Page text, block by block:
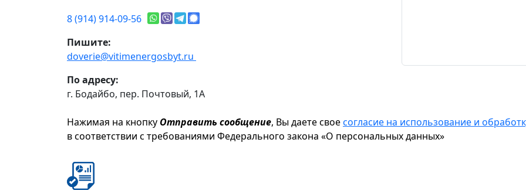
8 (914) 914-09-56
Пишите:
doverie@vitimenergosbyt.ru
По адресу:
г. Бодайбо, пер. Почтовый, 1А
Нажимая на кнопку Отправить сообщение, Вы даете своесогласие на использование и
в соответствии с требованиями Федерального закона «О персональных данных»